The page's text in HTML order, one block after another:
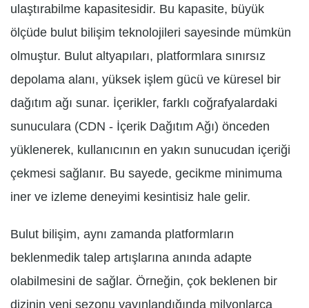
ulaştırabilme kapasitesidir. Bu kapasite, büyük
ölçüde bulut bilişim teknolojileri sayesinde mümkün
olmuştur. Bulut altyapıları, platformlara sınırsız
depolama alanı, yüksek işlem gücü ve küresel bir
dağıtım ağı sunar. İçerikler, farklı coğrafyalardaki
sunuculara (CDN - İçerik Dağıtım Ağı) önceden
yüklenerek, kullanıcının en yakın sunucudan içeriği
çekmesi sağlanır. Bu sayede, gecikme minimuma
iner ve izleme deneyimi kesintisiz hale gelir.
Bulut bilişim, aynı zamanda platformların
beklenmedik talep artışlarına anında adapte
olabilmesini de sağlar. Örneğin, çok beklenen bir
dizinin yeni sezonu yayınlandığında milyonlarca